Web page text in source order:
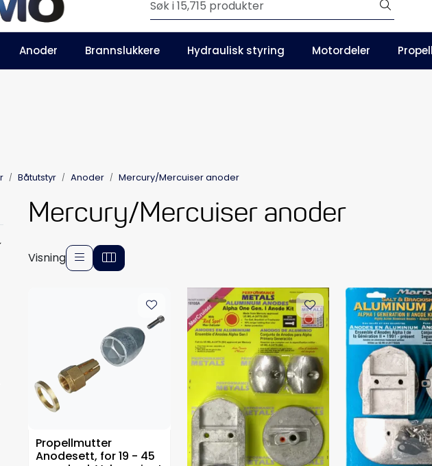
Outlet
Forhandlersøknad | Våre kataloger
Anoder Brannslukkere Hydraulisk styring Motordeler
Båtutstyr Anoder Mercury/Mercuiser anoder
Mercury/Mercuiser anoder
Visning
Propellmutter
Anodesett, for 19 - 45